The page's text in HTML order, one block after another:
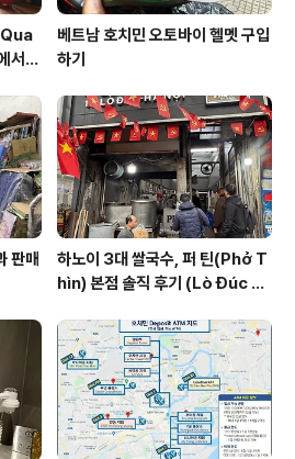
서
베트남 호치민 오토바이 헬멧 구입
하기
과 판매
하노이 3대 쌀국수, 퍼 틴(Phở T
hìn) 본점 솔직 후기 (Lò Đúc 거